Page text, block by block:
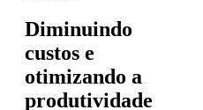
Diminuindo
custos e
otimizando a
produtividade